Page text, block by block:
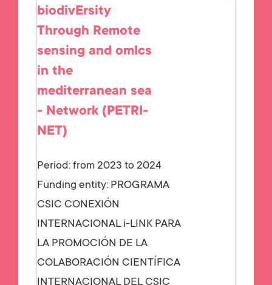
biodivErsity
Through Remote
sensing and omIcs
in the
mediterranean sea
- Network (PETRI-
NET)
Period: from 2023 to 2024
Funding entity: PROGRAMA
CSIC CONEXIÓN
INTERNACIONAL i-LINK PARA
LA PROMOCIÓN DE LA
COLABORACIÓN CIENTÍFICA